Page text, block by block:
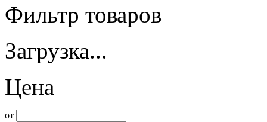
Фильтр товаров
Загрузка...
Цена
от